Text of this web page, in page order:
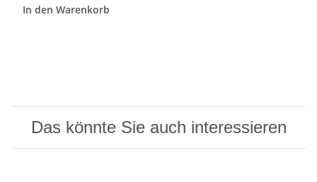
In den Warenkorb
Das könnte Sie auch interessieren